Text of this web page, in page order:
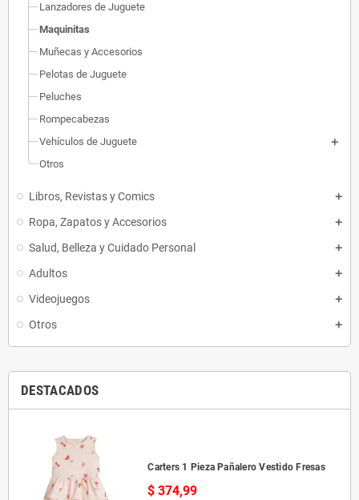
Lanzadores de Juguete
Maquinitas
Muñecas y Accesorios
Pelotas de Juguete
Peluches
Rompecabezas
Vehículos de Juguete
Otros
Libros, Revistas y Comics
Ropa, Zapatos y Accesorios
Salud, Belleza y Cuidado Personal
Adultos
Videojuegos
Otros
DESTACADOS
Carters 1 Pieza Pañalero Vestido Fresas
$ 374,99